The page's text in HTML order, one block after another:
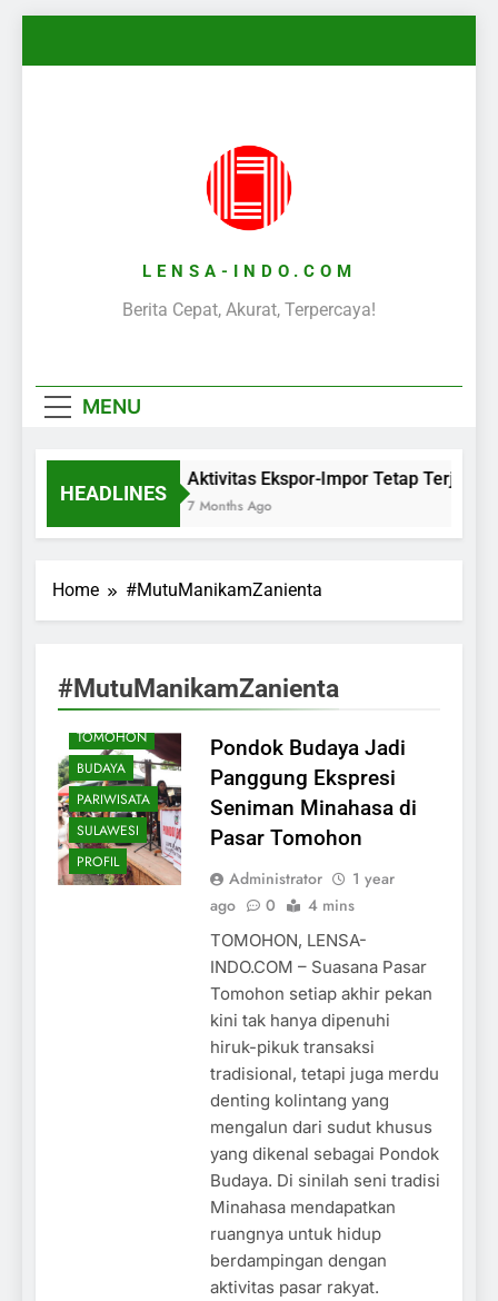
LENSA-INDO.COM
Berita Cepat, Akurat, Terpercaya!
MENU
HEADLINES
Aktivitas Ekspor-Impor Tetap Terjaga
7 Months Ago
Home #MutuManikamZanienta
#MutuManikamZanienta
TOMOHON
BUDAYA
PARIWISATA
SULAWESI
PROFIL
Pondok Budaya Jadi
Panggung Ekspresi
Seniman Minahasa di
Pasar Tomohon
Administrator
1 year
ago
0 4 mins
TOMOHON, LENSA-
INDO.COM – Suasana Pasar
Tomohon setiap akhir pekan
kini tak hanya dipenuhi
hiruk-pikuk transaksi
tradisional, tetapi juga merdu
denting kolintang yang
mengalun dari sudut khusus
yang dikenal sebagai Pondok
Budaya. Di sinilah seni tradisi
Minahasa mendapatkan
ruangnya untuk hidup
berdampingan dengan
aktivitas pasar rakyat.